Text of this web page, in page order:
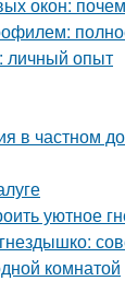
личный опыт
в частном
уютное
комнатой